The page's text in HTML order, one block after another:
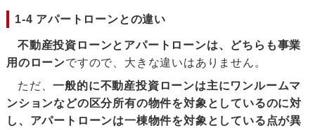
1-4 アパートローンとの違い
不動産投資ローンとアパートローンは、どちらも事業
用のローンですので、大きな違いはありません。
ただ、一般的に不動産投資ローンは主にワンルームマ
ンションなどの区分所有の物件を対象としているのに対
し、アパートローンは一棟物件を対象としている点が異